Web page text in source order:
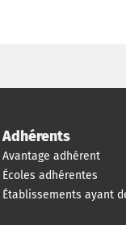
Adhérents
Avantage adhérent
Écoles adhérentes
Établissements ayant